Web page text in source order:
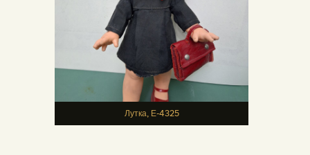
Лутка, Е-4325